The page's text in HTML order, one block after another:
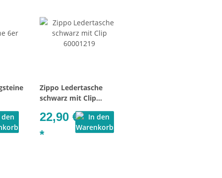
Zippo Ledertasche
schwarz mit Clip
22,90 €
*